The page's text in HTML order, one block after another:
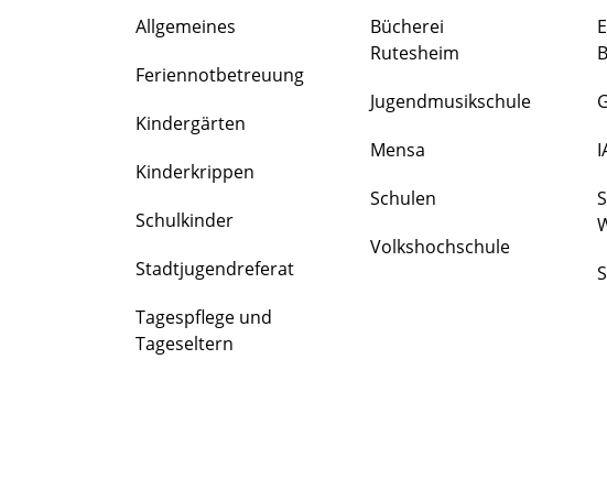
FAMILIE
BILDUNG
Allgemeines
Feriennotbetreuung
Kindergärten
Kinderkrippen
Schulkinder
Stadtjugendreferat
Tagespflege und
Tageseltern
Bücherei
Rutesheim
Jugendmusikschule
Mensa
Schulen
Volkshochschule